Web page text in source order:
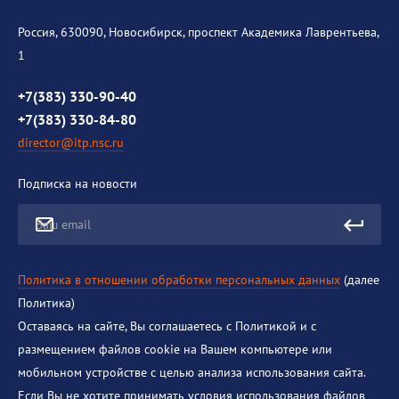
История института
Контакты
Противодействие коррупции
Россия, 630090, Новосибирск, проспект Академика Лаврентьева,
1
+7(383) 330-90-40
+7(383) 330-84-80
director@itp.nsc.ru
Подписка на новости
Ваш email
Политика в отношении обработки персональных данных (далее
Политика)
Оставаясь на сайте, Вы соглашаетесь с Политикой и с
размещением файлов cookie на Вашем компьютере или
мобильном устройстве с целью анализа использования сайта.
Если Вы не хотите принимать условия использования файлов